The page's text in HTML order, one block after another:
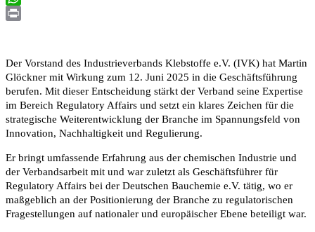
WhatsApp
Der Vorstand des Industrieverbands Klebstoffe e.V. (IVK) hat Martin
Glöckner mit Wirkung zum 12. Juni 2025 in die Geschäftsführung
berufen. Mit dieser Entscheidung stärkt der Verband seine Expertise
im Bereich Regulatory Affairs und setzt ein klares Zeichen für die
strategische Weiterentwicklung der Branche im Spannungsfeld von
Innovation, Nachhaltigkeit und Regulierung.
Er bringt umfassende Erfahrung aus der chemischen Industrie und
der Verbandsarbeit mit und war zuletzt als Geschäftsführer für
Regulatory Affairs bei der Deutschen Bauchemie e.V. tätig, wo er
maßgeblich an der Positionierung der Branche zu regulatorischen
Fragestellungen auf nationaler und europäischer Ebene beteiligt war.